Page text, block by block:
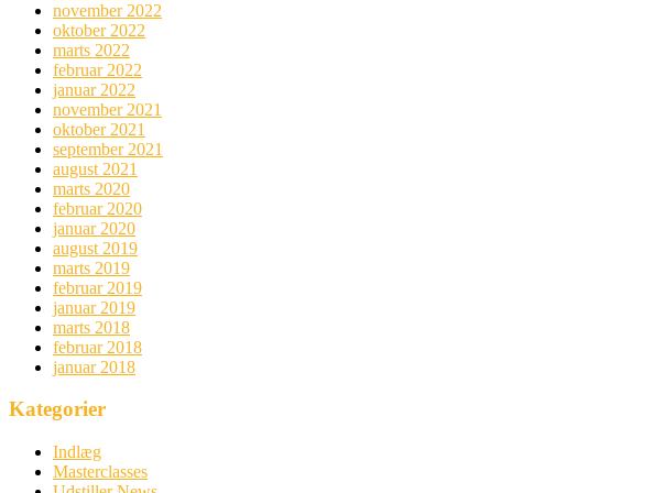
november 2022
oktober 2022
marts 2022
februar 2022
januar 2022
november 2021
oktober 2021
september 2021
august 2021
marts 2020
februar 2020
januar 2020
august 2019
marts 2019
februar 2019
januar 2019
marts 2018
februar 2018
januar 2018
Kategorier
Indlæg
Masterclasses